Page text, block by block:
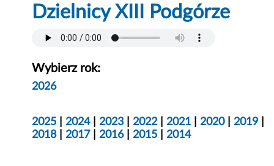
Dzielnicy XIII Podgórze
Wybierz rok:
2026
2025 |2024|2023|2022|2021 |2020|2019
2018|2017|2016|2015 |2014